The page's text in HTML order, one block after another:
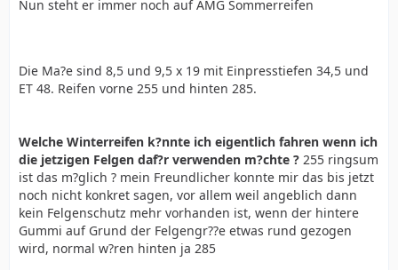
Nun steht er immer noch auf AMG Sommerreifen
Die Ma?e sind 8,5 und 9,5 x 19 mit Einpresstiefen 34,5 und
ET 48. Reifen vorne 255 und hinten 285.
Welche Winterreifen k?nnte ich eigentlich fahren wenn ich
die jetzigen Felgen daf?r verwenden m?chte ? 255 ringsum
ist das m?glich ? mein Freundlicher konnte mir das bis jetzt
noch nicht konkret sagen, vor allem weil angeblich dann
kein Felgenschutz mehr vorhanden ist, wenn der hintere
Gummi auf Grund der Felgengr??e etwas rund gezogen
wird, normal w?ren hinten ja 285